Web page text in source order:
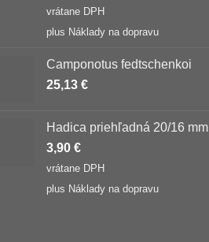
vrátane DPH
plus Náklady na dopravu
Camponotus fedtschenkoi
25,13 €
Hadica priehľadná 20/16 mm
3,90 €
vrátane DPH
plus Náklady na dopravu